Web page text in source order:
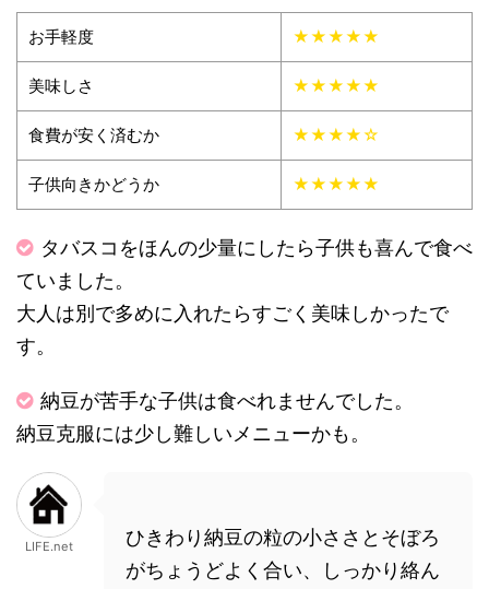
お手軽度 ★★★★★
美味しさ ★★★★★
食費が安く済むか ★★★★☆
子供向きかどうか ★★★★★
タバスコをほんの少量にしたら子供も喜んで食べ
ていました。
大人は別で多めに入れたらすごく美味しかったで
す。
納豆が苦手な子供は食べれませんでした。
納豆克服には少し難しいメニューかも。
LIFE.net
ひきわり納豆の粒の小ささとそぼろ
がちょうどよく合い、しっかり絡ん